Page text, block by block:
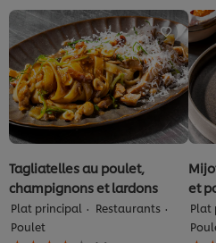
recipe
Tagliatelles au poulet,
champignons et lardons
Plat principal
Restaurants
Poulet
et
Plat
Nous utilisons des
améliorer votre
vous permettent de
(telles que la